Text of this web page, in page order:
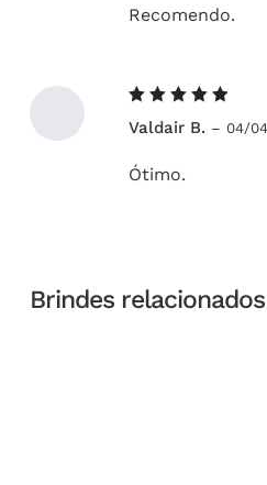
Recomendo.
5de 5
Valdair B. – 04/
Ótimo.
Brindes relacionados